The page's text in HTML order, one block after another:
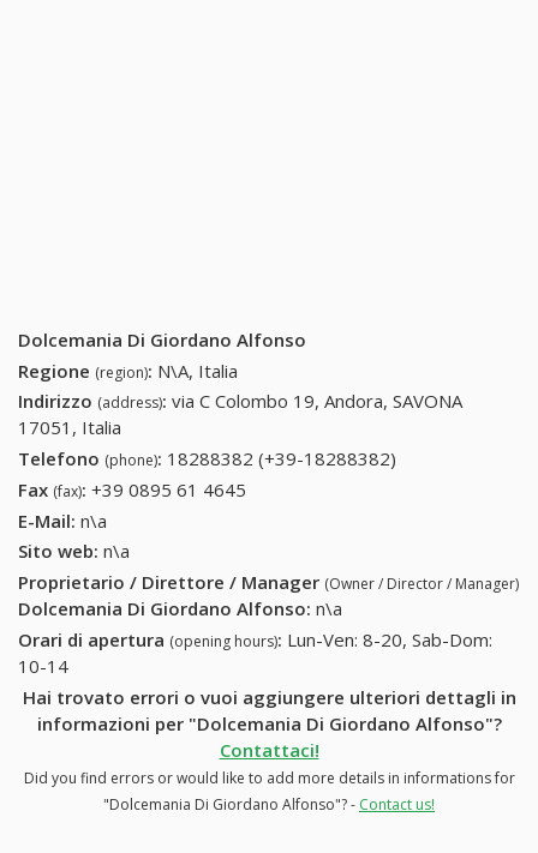
Dolcemania Di Giordano Alfonso
Regione (region): N\A, Italia
Indirizzo (address): via C Colombo 19, Andora, SAVONA
17051, Italia
Telefono (phone): 18288382 (+39-18288382)
Fax (fax): +39 0895 61 4645
E-Mail: n\a
Sito web: n\a
Proprietario / Direttore / Manager (Owner / Director / Manager)
Dolcemania Di Giordano Alfonso: n\a
Orari di apertura (opening hours): Lun-Ven: 8-20, Sab-Dom:
10-14
Hai trovato errori o vuoi aggiungere ulteriori dettagli in
informazioni per "Dolcemania Di Giordano Alfonso"?
Contattaci!
Did you find errors or would like to add more details in informations for
"Dolcemania Di Giordano Alfonso"? - Contact us!